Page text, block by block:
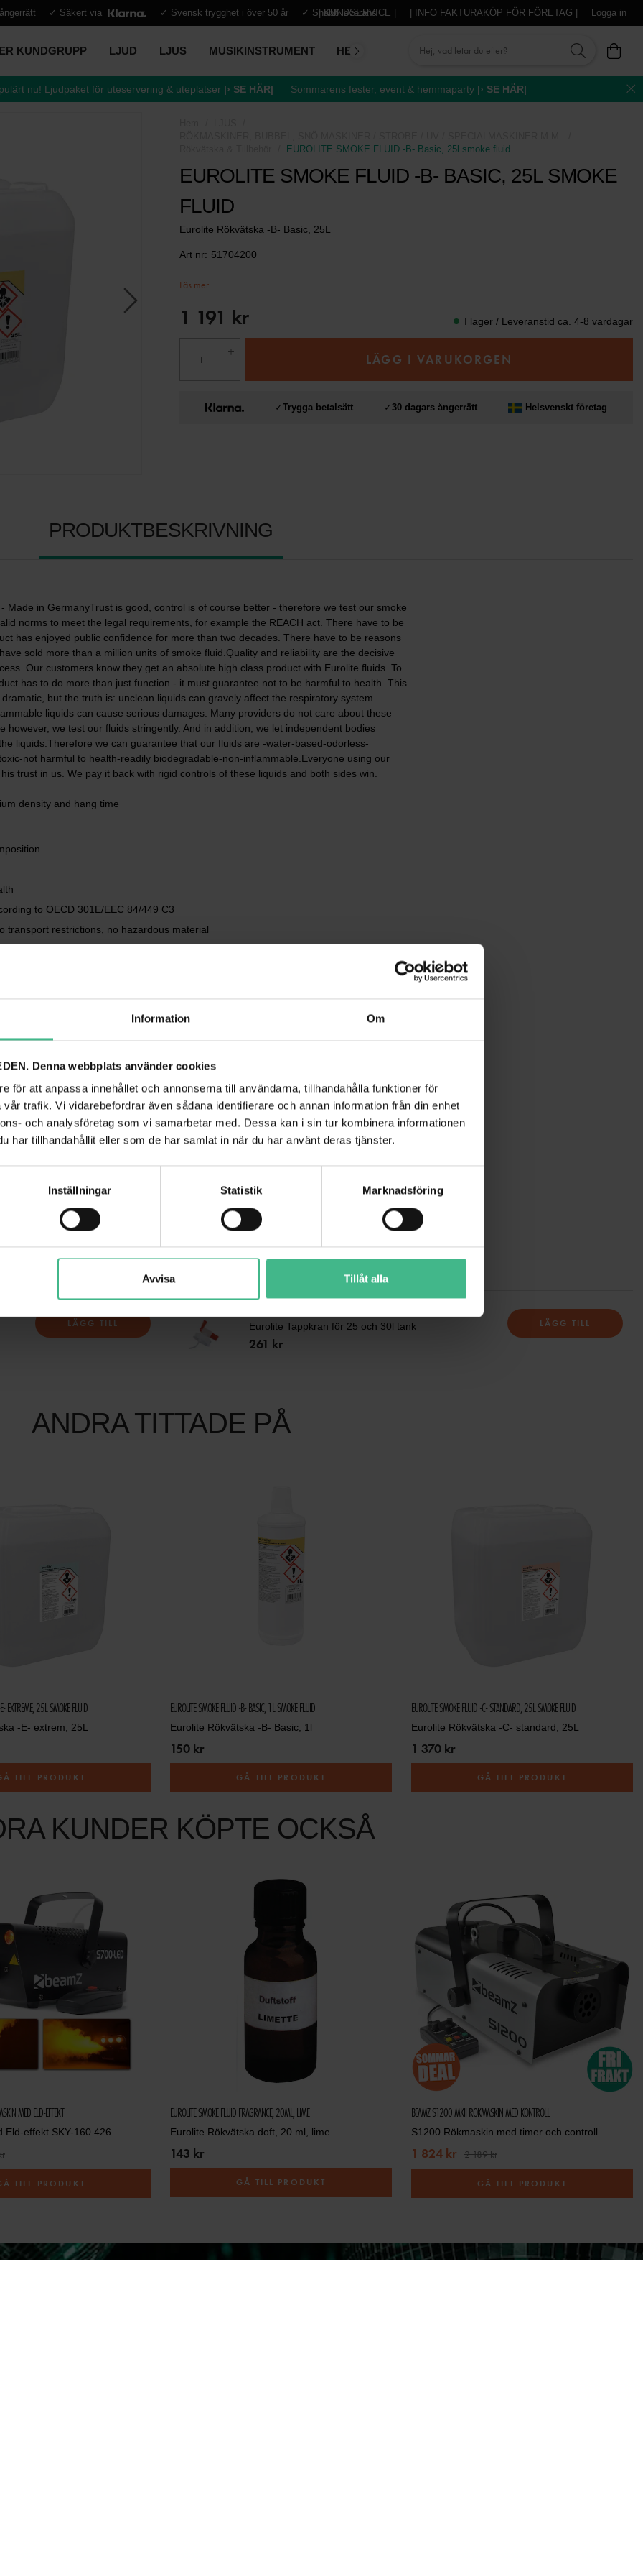
Information Om
Denna webbplats använder cookies
för att anpassa innehållet och annonserna till användarna, tillhandahålla funktioner för
trafik. Vi vidarebefordrar även sådana identifierare och annan information från din enhet
och analysföretag som vi samarbetar med. Dessa kan i sin tur kombinera informationen
har tillhandahållit eller som de har samlat in när du har använt deras tjänster.
Inställningar Statistik Marknadsföring
Avvisa Tillåt alla
✓ Säkert via ✓ Svensk trygghet i över 50 år ✓ Snabb leverans
| KUNDSERVICE | | INFO FAKTURAKÖP FÖR FÖRETAG | Logga in
KUNDGRUPP LJUD LJUS MUSIKINSTRUMENT HEM & HIFI MIKROFONER DJ-UTRUSTNING
nu! Ljudpaket för uteservering & uteplatser |› SE HÄR| Sommarens fester, event & hemmaparty |› SE HÄR|
EUROLITE SMOKE FLUID -B- Basic, 25l smoke fluid
EUROLITE SMOKE FLUID -B- BASIC, 25L SMOKE
FLUID
Eurolite Rökvätska -B- Basic, 25L
Art nr: 51704200
Läs mer
1 191 kr I lager / Leveranstid ca. 4-8 vardagar
LÄGG I VARUKORGEN
✓ Trygga betalsätt ✓30 dagars ångerrätt Helsvenskt företag
PRODUKTBESKRIVNING
Made in GermanyTrust is good, control is of course better - therefore we test our smoke
norms to meet the legal requirements, for example the REACH act. There have to be
has enjoyed public confidence for more than two decades. There have to be reasons
sold more than a million units of smoke fluid.Quality and reliability are the decisive
Our customers know they get an absolute high class product with Euro­lite fluids. To
has to do more than just function - it must guarantee not to be harmful to health. This
but the truth is: unclean liquids can gravely affect the respiratory system.
liquids can cause serious damages. Many providers do not care about these
however, we test our fluids stringently. And in addition, we let independent bodies
liquids.Therefore we can guarantee that our fluids are -water-based-odorless-
not harmful to health-readily biodegradable-non-inflammable.Everyone using our
trust in us. We pay it back with rigid controls of these liquids and both sides win.
density and hang time
to OECD 301E/EEC 84/449 C3
transport restrictions, no hazardous material
25 l
Water-based fluid ready for use
26 kg
LÄGG TILL Eurolite Tappkran för 25 och 30l tank
261 kr
LÄGG TILL
ANDRA TITTADE PÅ
EXTREME, 25L SMOKE FLUID
-E- extrem, 25L
TILL PRODUKT
EUROLITE SMOKE FLUID -B- BASIC, 1L SMOKE FLUID
Eurolite Rökvätska -B- Basic, 1l
150 kr
GÅ TILL PRODUKT
EUROLITE SMOKE FLUID -C- STANDARD, 25L SMOKE FLUID
Eurolite Rökvätska -C- standard, 25L
1 370 kr
GÅ TILL PRODUKT
KUNDER KÖPTE OCKSÅ
MED ELD-EFFEKT
Eld-effekt SKY-160.426
TILL PRODUKT
EUROLITE SMOKE FLUID FRAGRANCE, 20ML, LIME
Eurolite Rökvätska doft, 20 ml, lime
143 kr
GÅ TILL PRODUKT
BEAMZ S1200 MKII RÖKMASKIN MED KONTROLL
S1200 Rökmaskin med timer och controll
1 824 kr 2 189 kr
GÅ TILL PRODUKT